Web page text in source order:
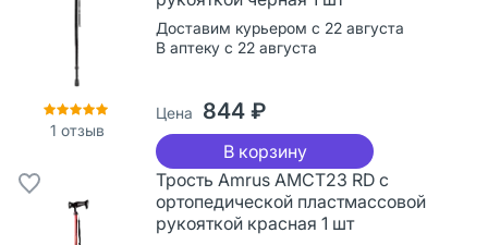
1 отзыв
Доставим курьером с 22 августа
В аптеку с 22 августа
Цена 844 ₽
В корзину
Трость Amrus AMCT23 RD с
ортопедической пластмассовой
рукояткой красная 1 шт